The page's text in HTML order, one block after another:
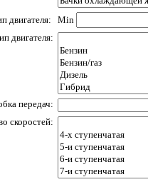
двигателя:
Min
двигателя:
передач:
скоростей: